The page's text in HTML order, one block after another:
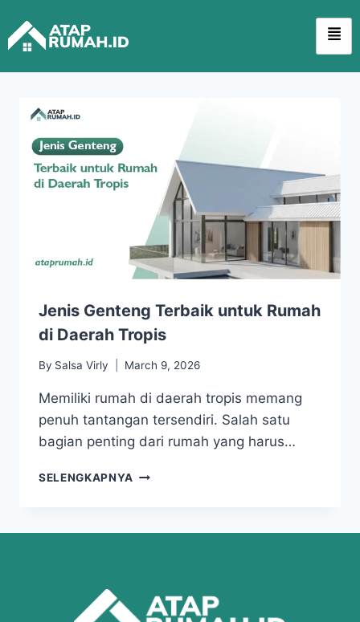
Jenis Genteng Terbaik untuk Rumah
di Daerah Tropis
By Salsa Virly March 9, 2026
Memiliki rumah di daerah tropis memang
penuh tantangan tersendiri. Salah satu
bagian penting dari rumah yang harus…
SELENGKAPNYA